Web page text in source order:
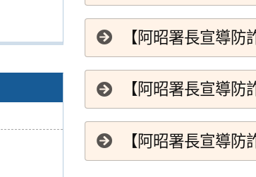
【阿昭署長宣導
【阿昭署長宣導
【阿昭署長宣導